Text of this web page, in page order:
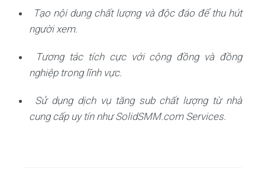
Tạo nội dung chất lượng và độc đáo để thu hút
người xem.
Tương tác tích cực với cộng đồng và đồng
nghiệp trong lĩnh vực.
Sử dụng dịch vụ tăng sub chất lượng từ nhà
cung cấp uy tín như SolidSMM.com Services.